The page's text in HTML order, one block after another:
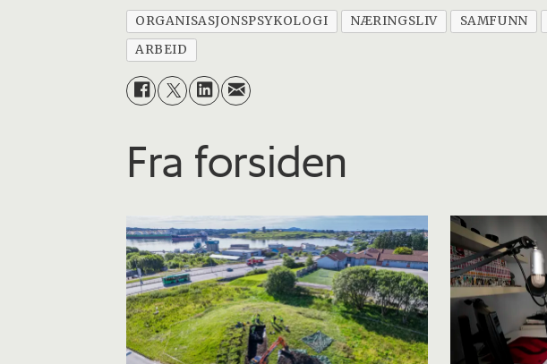
ORGANISASJONSPSYKOLOGI NÆRINGSLIV SAMFUNN
ARBEID
Fra forsiden